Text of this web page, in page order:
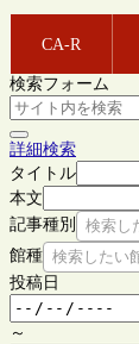
CA-R
検索フォーム
詳細検索
タイトル
本文
記事種別
検索し
館種 検索したい
投稿日
～